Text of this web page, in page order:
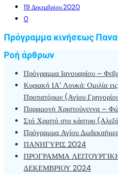
19 Δεκεμβρίου 2020
0
Πρόγραμμα κινήσεως
Ροή άρθρων
Πρόγραμμα Ιανουαρίου –
Κυριακή ΙΑ’ Λουκά: Ομιλία
Προπατόρων (Αγίου
Παραμονὴ Χριστούγεννα –
Στό Χριστό στο κάστρο
Πρόγραμμα Αγίου
ΠΑΝΗΓΥΡΙΣ 2024
ΠΡΟΓΡΑΜΜΑ
ΔΕΚΕΜΒΡΙΟΥ 2024